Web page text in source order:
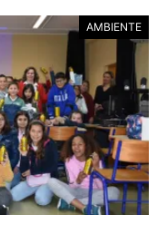
AMBIENTE